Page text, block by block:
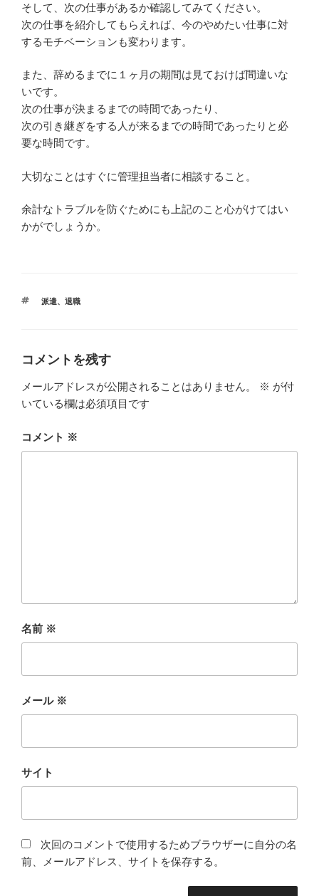
そして、次の仕事があるか確認してみてください。
次の仕事を紹介してもらえれば、今のやめたい仕事に対
するモチベーションも変わります。
また、辞めるまでに１ヶ月の期間は見ておけば間違いな
いです。
次の仕事が決まるまでの時間であったり、
次の引き継ぎをする人が来るまでの時間であったりと必
要な時間です。
大切なことはすぐに管理担当者に相談すること。
余計なトラブルを防ぐためにも上記のこと心がけてはい
かがでしょうか。
タ
派遣、 退職
コメントを残す
メールアドレスが公開されることはありません。 ※ が付
いている欄は必須項目です
コメント ※
名前 ※
メール ※
サイト
次回のコメントで使用するためブラウザーに自分の名
前、メールアドレス、サイトを保存する。